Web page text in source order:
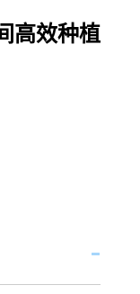
高效种植